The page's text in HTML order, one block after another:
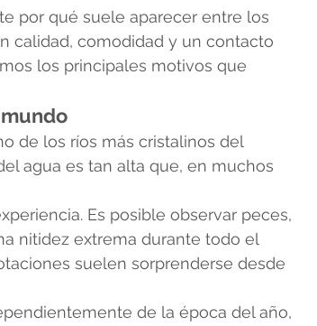
por qué suele aparecer entre los
calidad, comodidad y un contacto
los principales motivos que
de los ríos más cristalinos del
agua es tan alta que, en muchos
Es posible observar peces,
nitidez extrema durante todo el
suelen sorprenderse desde
de la época del año,